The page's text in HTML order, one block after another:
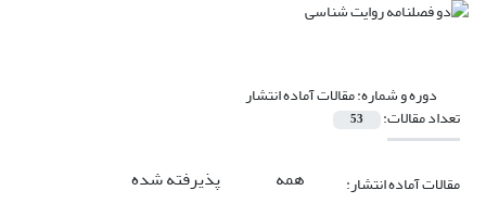
دوره و شماره:مقالات آماده انتشار
تعداد مقالات: 53
مقالات آماده انتشار: همه
پذیرفته شده